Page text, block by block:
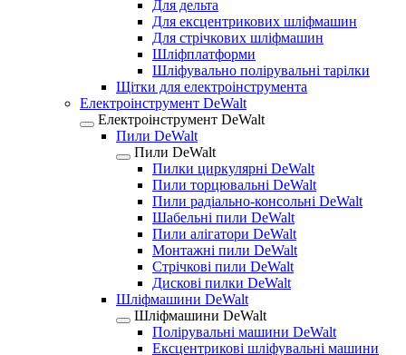
Для дельта
Для ексцентрикових шліфмашин
Для стрічкових шліфмашин
Шліфплатформи
Шліфувально полірувальні тарілки
Щітки для електроінструмента
Електроінструмент DeWalt
Електроінструмент DeWalt
Пили DeWalt
Пили DeWalt
Пилки циркулярні DeWalt
Пили торцювальні DeWalt
Пили радіально-консольні DeWalt
Шабельні пили DeWalt
Пили алігатори DeWalt
Монтажні пили DeWalt
Стрічкові пили DeWalt
Дискові пилки DeWalt
Шліфмашини DeWalt
Шліфмашини DeWalt
Полірувальні машини DeWalt
Ексцентрикові шліфувальні машини